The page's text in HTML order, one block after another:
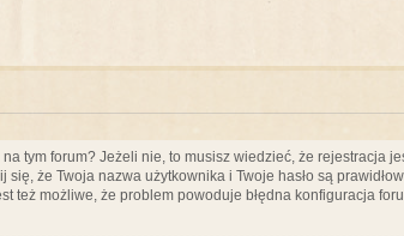
tym forum? Jeżeli nie, to musisz wiedzieć, że rejestracja
że Twoja nazwa użytkownika i Twoje hasło są
też możliwe, że problem powoduje błędna konfiguracja